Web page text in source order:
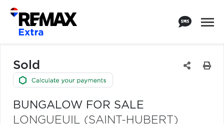
Sold
BUNGALOW FOR SALE
LONGUEUIL (SAINT-HUBERT)